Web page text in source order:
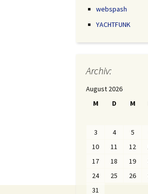
Beitragsnavigation
webspash
YACHTFUNK
Archiv:
August 2026
M
D M
3
4 5
10
11 12
17
18 19
24
25 26
31